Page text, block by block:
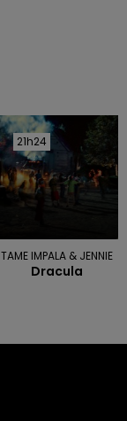
21h24
21h24
TAME IMPALA & JENNIE
Dracula